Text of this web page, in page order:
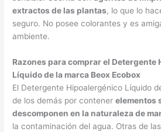
extractos de las plantas, lo que lo
seguro. No posee colorantes y es
ambiente.
Razones para comprar el Detergente
Líquido de la marca Beox Ecobox
El Detergente Hipoalergénico Líquido
de los demás por contenerelementos
descomponen en la naturaleza de
la contaminación del agua. Otras de